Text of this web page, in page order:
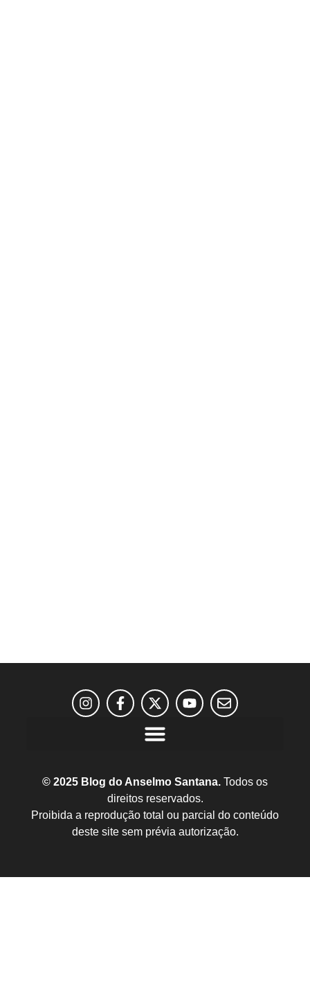
© 2025 Blog do Anselmo Santana. Todos os
direitos reservados.
Proibida a reprodução total ou parcial do conteúdo
deste site sem prévia autorização.